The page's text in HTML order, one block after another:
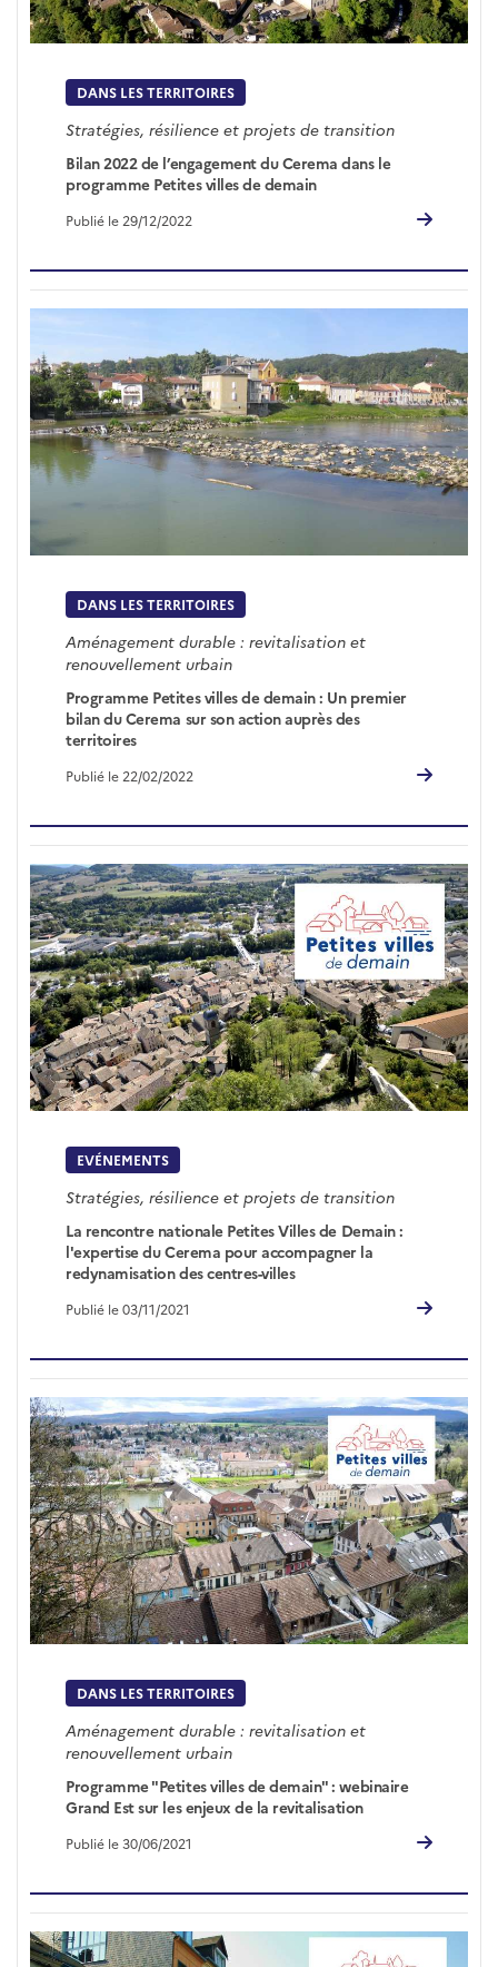
DANS LES TERRITOIRES
Stratégies, résilience et projets de transition
Bilan 2022 de l’engagement du Cerema dans le
programme Petites villes de demain
Publié le 29/12/2022
DANS LES TERRITOIRES
Aménagement durable : revitalisation et
renouvellement urbain
Programme Petites villes de demain : Un premier
bilan du Cerema sur son action auprès des
territoires
Publié le 22/02/2022
EVÉNEMENTS
Stratégies, résilience et projets de transition
La rencontre nationale Petites Villes de Demain :
l'expertise du Cerema pour accompagner la
redynamisation des centres-villes
Publié le 03/11/2021
DANS LES TERRITOIRES
Aménagement durable : revitalisation et
renouvellement urbain
Programme "Petites villes de demain" : webinaire
Grand Est sur les enjeux de la revitalisation
Publié le 30/06/2021